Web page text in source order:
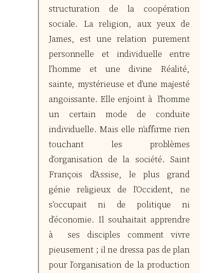
structuration de la coopération
sociale. La religion, aux yeux de
James, est une relation purement
personnelle et individuelle entre
l’homme et une divine Réalité,
sainte, mystérieuse et d’une majesté
angoissante. Elle enjoint à l’homme
un certain mode de conduite
individuelle. Mais elle n’affirme rien
touchant les problèmes
d’organisation de la société. Saint
François d’Assise, le plus grand
génie religieux de l’Occident, ne
s’occupait ni de politique ni
d’économie. Il souhaitait apprendre
à ses disciples comment vivre
pieusement ; il ne dressa pas de plan
pour l’organisation de la production